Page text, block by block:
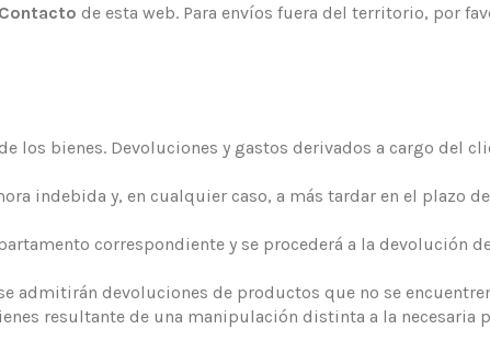
Contacto de esta web. Para envíos fuera del territorio, por
los bienes. Devoluciones y gastos derivados a cargo del
indebida y, en cualquier caso, a más tardar en el plazo
correspondiente y se procederá a la devolución
admitirán devoluciones de productos que no se
resultante de una manipulación distinta a la necesaria